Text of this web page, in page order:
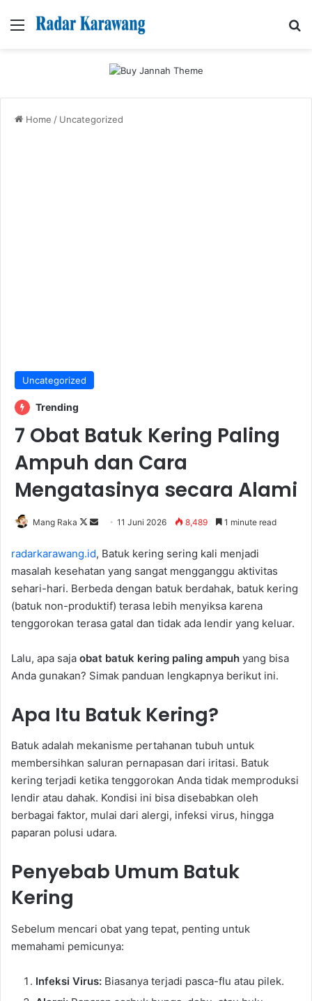
Menu
Home / Uncategorized
Uncategorized
Trending
7 Obat Batuk Kering Paling
Ampuh dan Cara
Mengatasinya secara Alami
Mang Raka
Follow
X
Send
email
11 Juni 2026 8,489 1 minute read
radarkarawang.id, Batuk kering sering kali menjadi
masalah kesehatan yang sangat mengganggu aktivitas
sehari-hari. Berbeda dengan batuk berdahak, batuk kering
(batuk non-produktif) terasa lebih menyiksa karena
tenggorokan terasa gatal dan tidak ada lendir yang keluar.
Lalu, apa saja obat batuk kering paling ampuh yang bisa
Anda gunakan? Simak panduan lengkapnya berikut ini.
Apa Itu Batuk Kering?
Batuk adalah mekanisme pertahanan tubuh untuk
membersihkan saluran pernapasan dari iritasi. Batuk
kering terjadi ketika tenggorokan Anda tidak memproduksi
lendir atau dahak. Kondisi ini bisa disebabkan oleh
berbagai faktor, mulai dari alergi, infeksi virus, hingga
paparan polusi udara.
Penyebab Umum Batuk
Kering
Sebelum mencari obat yang tepat, penting untuk
memahami pemicunya:
Infeksi Virus: Biasanya terjadi pasca-flu atau pilek.